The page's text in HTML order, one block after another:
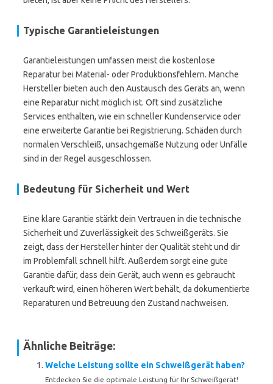
Typische Garantieleistungen
Garantieleistungen umfassen meist die kostenlose
Reparatur bei Material- oder Produktionsfehlern. Manche
Hersteller bieten auch den Austausch des Geräts an, wenn
eine Reparatur nicht möglich ist. Oft sind zusätzliche
Services enthalten, wie ein schneller Kundenservice oder
eine erweiterte Garantie bei Registrierung. Schäden durch
normalen Verschleiß, unsachgemäße Nutzung oder Unfälle
sind in der Regel ausgeschlossen.
Bedeutung für Sicherheit und Wert
Eine klare Garantie stärkt dein Vertrauen in die technische
Sicherheit und Zuverlässigkeit des Schweißgeräts. Sie
zeigt, dass der Hersteller hinter der Qualität steht und dir
im Problemfall schnell hilft. Außerdem sorgt eine gute
Garantie dafür, dass dein Gerät, auch wenn es gebraucht
verkauft wird, einen höheren Wert behält, da dokumentierte
Reparaturen und Betreuung den Zustand nachweisen.
Ähnliche Beiträge:
Welche Leistung sollte ein Schweißgerät haben?
Entdecken Sie die optimale Leistung für Ihr Schweißgerät!